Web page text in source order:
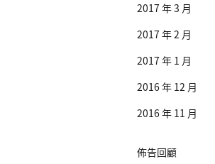
2017 年 3 月
2017 年 2 月
2017 年 1 月
2016 年 12 月
2016 年 11 月
佈告回顧